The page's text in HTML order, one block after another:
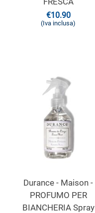
€10.90
(Iva inclusa)
Durance - Maison -
PROFUMO PER
BIANCHERIA Spray